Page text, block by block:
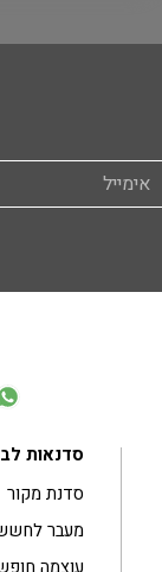
סדנאות
סדנת מקור
מעבר